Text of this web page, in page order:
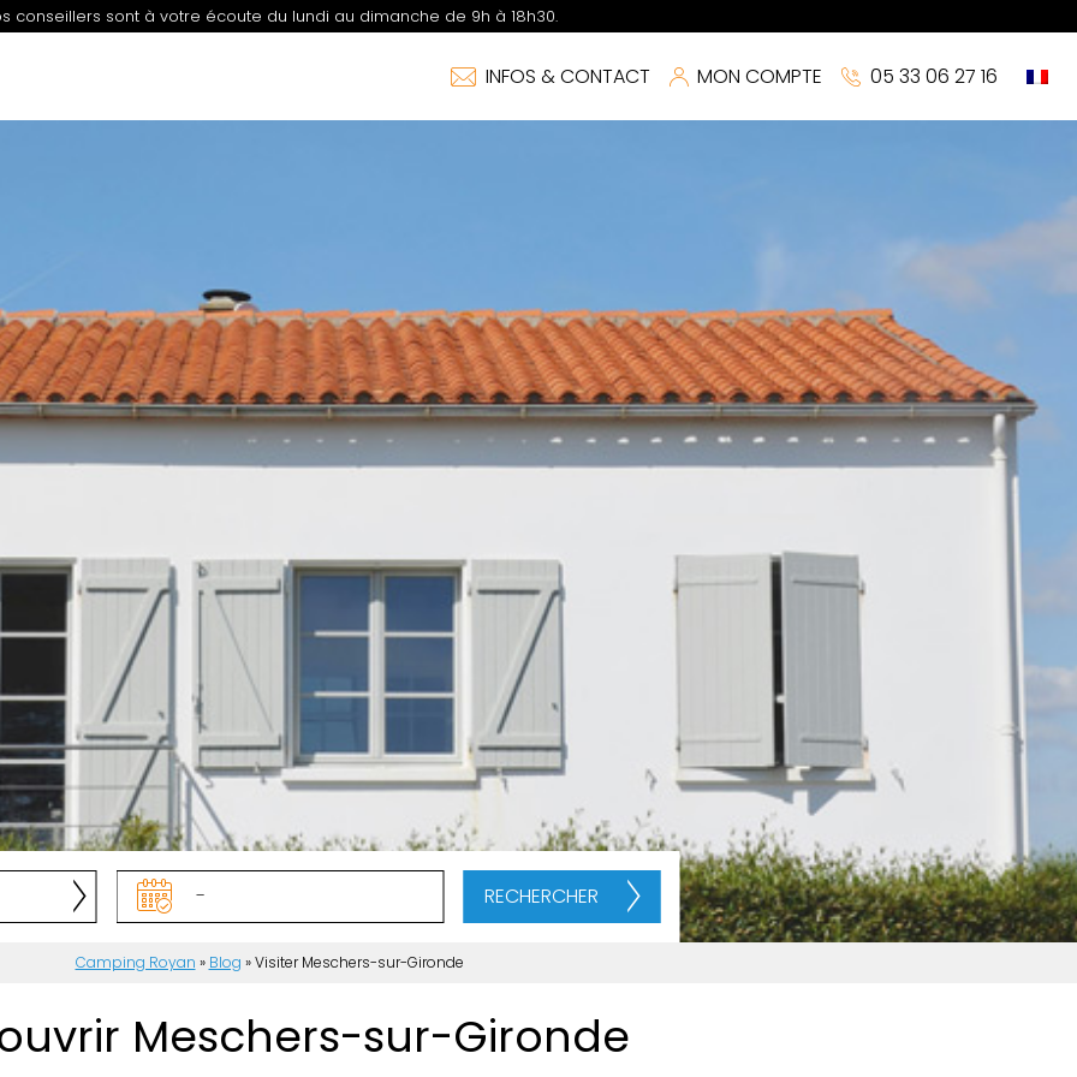
conseillers sont à votre écoute du lundi au dimanche de 9h à 18h30.
INFOS & CONTACT 05 33 06 27 16
MON COMPTE
RECHERCHER
Camping Royan » Blog »Visiter Meschers-sur-Gironde
Meschers-sur-Gironde